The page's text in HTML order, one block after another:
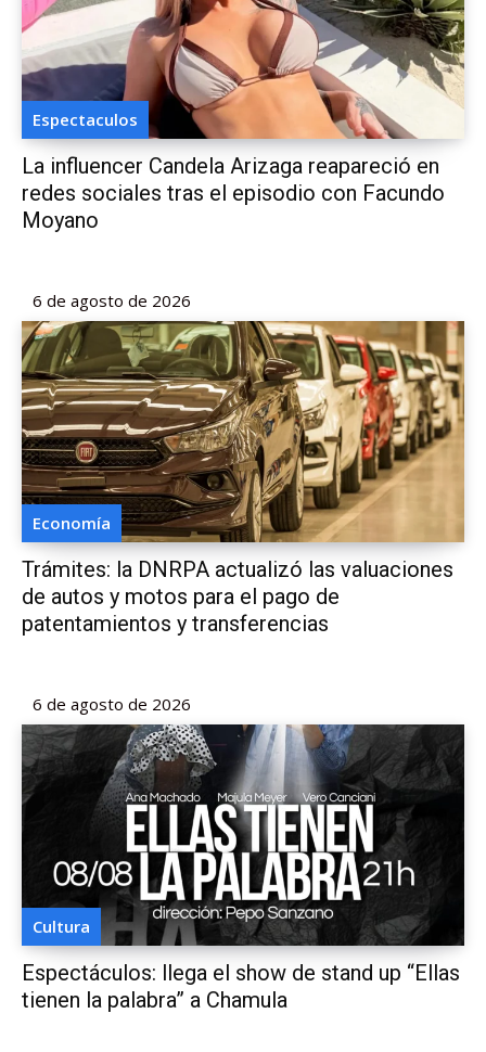
Espectaculos
La influencer Candela Arizaga reapareció en
redes sociales tras el episodio con Facundo
Moyano
6 de agosto de 2026
Economía
Trámites: la DNRPA actualizó las valuaciones
de autos y motos para el pago de
patentamientos y transferencias
6 de agosto de 2026
Cultura
Espectáculos: llega el show de stand up “Ellas
tienen la palabra” a Chamula